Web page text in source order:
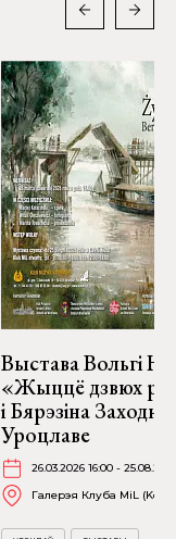
Выстава Вольгі
«Жыццё дзвюх
і Бярэзіна
Уроцлаве
26.03.2026 16:00 -
Галерэя Клуба MiL